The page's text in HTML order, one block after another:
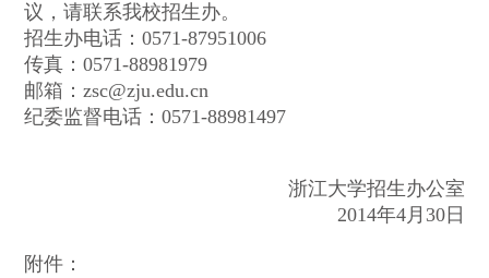
议，请联系我校招生办。
招生办电话：0571-87951006
传真：0571-88981979
邮箱：zsc@zju.edu.cn
纪委监督电话：0571-88981497
浙江大学招生办公室
2014年4月30日
附件：